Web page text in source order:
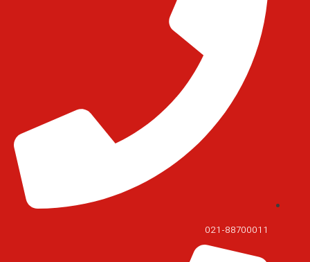
021-88700011